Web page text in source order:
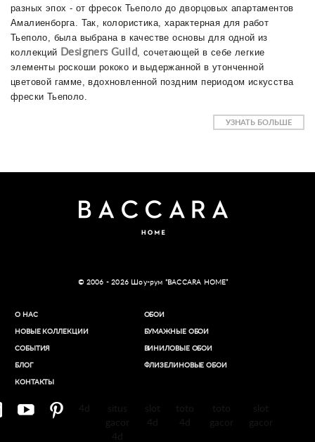
разных эпох - от фресок Тьеполо до дворцовых апартаментов
Амалиенборга. Так, колористика, характерная для работ
Тьеполо, была выбрана в качестве основы для одной из
коллекций Designers Guild, сочетающей в себе легкие
элементы роскоши рококо и выдержанной в утонченной
цветовой гамме, вдохновленной поздним периодом искусства
фрески Тьеполо.
УЗНАТЬ БОЛЬШЕ
© 2006 - 2026 Шоу-рум “BACCARA HOME”
О НАС
НОВЫЕ КОЛЛЕКЦИИ
СОБЫТИЯ
БЛОГ
КОНТАКТЫ
ОБОИ
БУМАЖНЫЕ ОБОИ
ВИНИЛОВЫЕ ОБОИ​
ФЛИЗЕЛИНОВЫЕ ОБОИ